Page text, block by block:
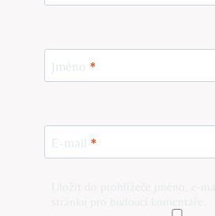
Jméno *
E-mail *